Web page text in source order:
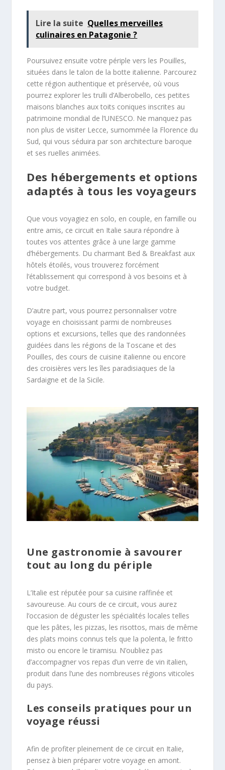
Lire la suite Quelles merveilles
culinaires en Patagonie ?
Poursuivez ensuite votre périple vers les Pouilles,
situées dans le talon de la botte italienne. Parcourez
cette région authentique et préservée, où vous
pourrez explorer les trulli d’Alberobello, ces petites
maisons blanches aux toits coniques inscrites au
patrimoine mondial de l’UNESCO. Ne manquez pas
non plus de visiter Lecce, surnommée la Florence du
Sud, qui vous séduira par son architecture baroque
et ses ruelles animées.
Des hébergements et options
adaptés à tous les voyageurs
Que vous voyagiez en solo, en couple, en famille ou
entre amis, ce circuit en Italie saura répondre à
toutes vos attentes grâce à une large gamme
d’hébergements. Du charmant Bed & Breakfast aux
hôtels étoilés, vous trouverez forcément
l’établissement qui correspond à vos besoins et à
votre budget.
D’autre part, vous pourrez personnaliser votre
voyage en choisissant parmi de nombreuses
options et excursions, telles que des randonnées
guidées dans les régions de la Toscane et des
Pouilles, des cours de cuisine italienne ou encore
des croisières vers les îles paradisiaques de la
Sardaigne et de la Sicile.
Une gastronomie à savourer
tout au long du périple
L’Italie est réputée pour sa cuisine raffinée et
savoureuse. Au cours de ce circuit, vous aurez
l’occasion de déguster les spécialités locales telles
que les pâtes, les pizzas, les risottos, mais de même
des plats moins connus tels que la polenta, le fritto
misto ou encore le tiramisu. N’oubliez pas
d’accompagner vos repas d’un verre de vin italien,
produit dans l’une des nombreuses régions viticoles
du pays.
Les conseils pratiques pour un
voyage réussi
Afin de profiter pleinement de ce circuit en Italie,
pensez à bien préparer votre voyage en amont.